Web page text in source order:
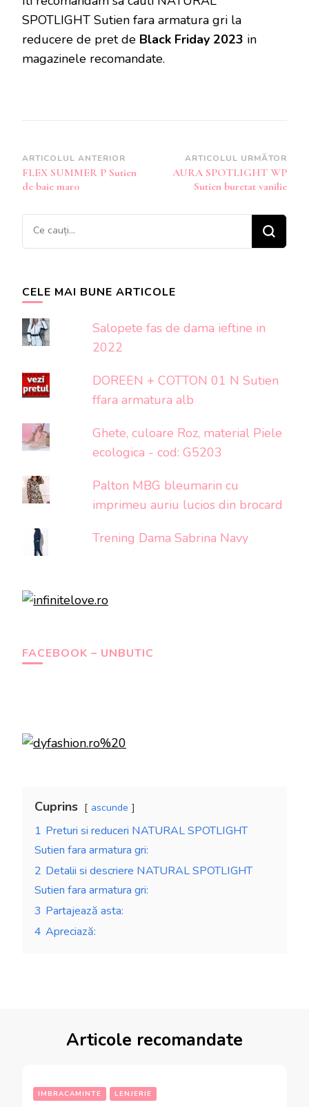
SPOTLIGHT Sutien fara armatura gri la
reducere de pret de Black Friday 2023 in
magazinele recomandate.
Navigare
în
ARTICOLUL ANTERIOR
FLEX SUMMER P Sutien
de baie maro
ARTICOLUL URMĂTOR
AURA SPOTLIGHT WP
Sutien buretat vanilie
Cauți
ceva?
CELE MAI BUNE ARTICOLE
Salopete fas de dama ieftine in
2022
DOREEN + COTTON 01 N Sutien
ffara armatura alb
Ghete, culoare Roz, material Piele
ecologica - cod: G5203
Palton MBG bleumarin cu
imprimeu auriu lucios din brocard
Trening Dama Sabrina Navy
FACEBOOK – UNBUTIC
Cuprins ascunde
1 Preturi si reduceri NATURAL SPOTLIGHT
Sutien fara armatura gri:
2 Detalii si descriere NATURAL SPOTLIGHT
Sutien fara armatura gri:
3 Partajează asta:
4 Apreciază:
Articole recomandate
IMBRACAMINTE LENJERIE